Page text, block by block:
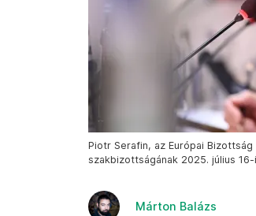
Piotr Serafin, az Európai
szakbizottságának 2025. július
Márton Balázs